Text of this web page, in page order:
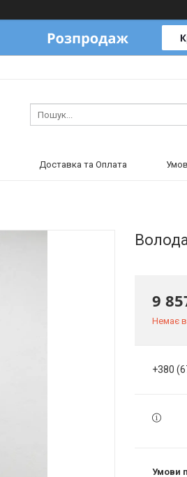
Доставка та Оплата
9
Немає в
+380